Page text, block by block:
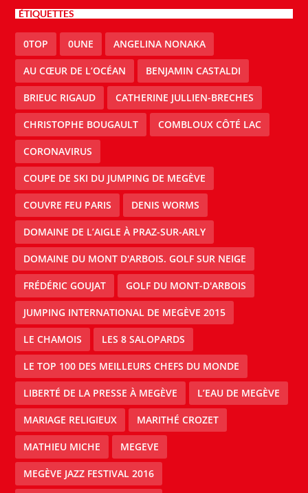
ÉTIQUETTES
0TOP 0UNE ANGELINA NONAKA
AU CŒUR DE L’OCÉAN BENJAMIN CASTALDI
BRIEUC RIGAUD CATHERINE JULLIEN-BRECHES
CHRISTOPHE BOUGAULT COMBLOUX CÔTÉ LAC
CORONAVIRUS
COUPE DE SKI DU JUMPING DE MEGÈVE
COUVRE FEU PARIS DENIS WORMS
DOMAINE DE L’AIGLE À PRAZ-SUR-ARLY
DOMAINE DU MONT D'ARBOIS. GOLF SUR NEIGE
FRÉDÉRIC GOUJAT GOLF DU MONT-D'ARBOIS
JUMPING INTERNATIONAL DE MEGÈVE 2015
LE CHAMOIS LES 8 SALOPARDS
LE TOP 100 DES MEILLEURS CHEFS DU MONDE
LIBERTÉ DE LA PRESSE À MEGÈVE L’EAU DE MEGÈVE
MARIAGE RELIGIEUX MARITHÉ CROZET
MATHIEU MICHE MEGEVE
MEGÈVE JAZZ FESTIVAL 2016